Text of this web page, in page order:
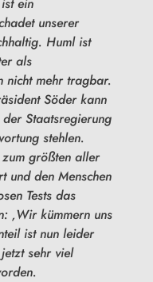
unserer
Huml ist
als
nicht mehr tragbar.
Söder kann
Staatsregierung
stehlen.
größten aller
und den Menschen
Tests das
‚Wir kümmern uns
ist nun leider
sehr viel